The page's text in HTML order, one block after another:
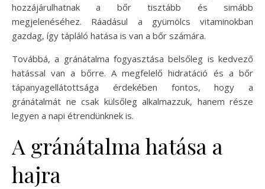
hozzájárulhatnak a bőr tisztább és simább
megjelenéséhez. Ráadásul a gyümölcs vitaminokban
gazdag, így tápláló hatása is van a bőr számára.
Továbbá, a gránátalma fogyasztása belsőleg is kedvező
hatással van a bőrre. A megfelelő hidratáció és a bőr
tápanyagellátottsága érdekében fontos, hogy a
gránátalmát ne csak külsőleg alkalmazzuk, hanem része
legyen a napi étrendünknek is.
A gránátalma hatása a
hajra